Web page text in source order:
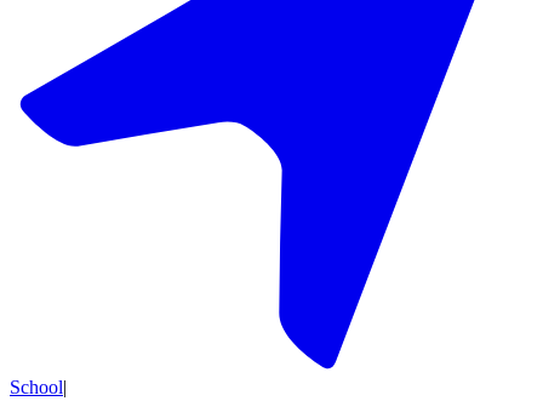
School|